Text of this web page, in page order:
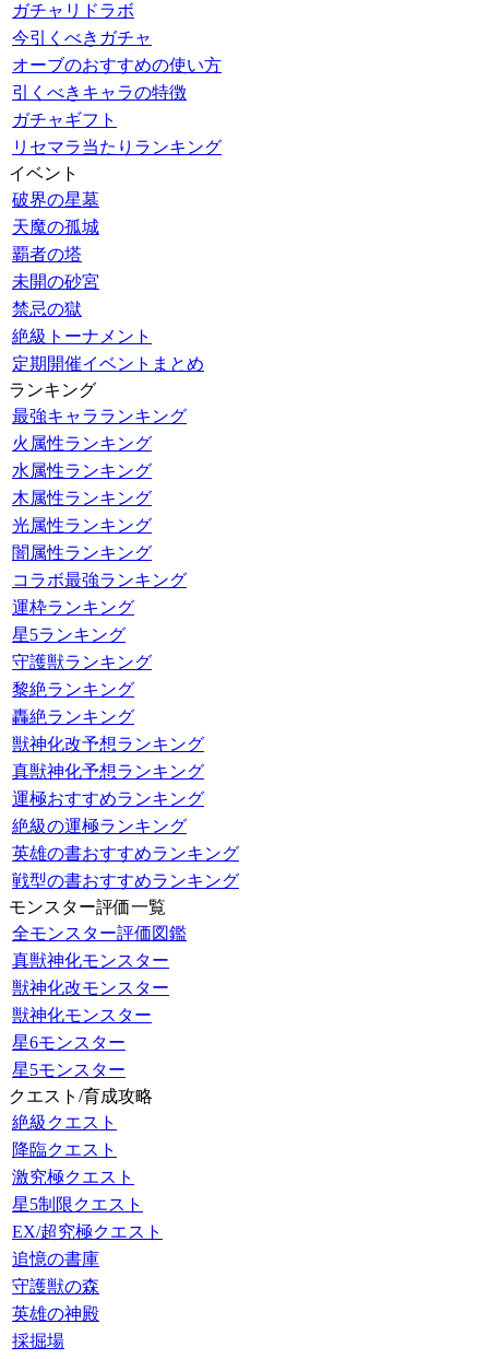
ガチャリドラボ
今引くべきガチャ
オーブのおすすめの使い方
引くべきキャラの特徴
ガチャギフト
リセマラ当たりランキング
イベント
破界の星墓
天魔の孤城
覇者の塔
未開の砂宮
禁忌の獄
絶級トーナメント
定期開催イベントまとめ
ランキング
最強キャラランキング
火属性ランキング
水属性ランキング
木属性ランキング
光属性ランキング
闇属性ランキング
コラボ最強ランキング
運枠ランキング
星5ランキング
守護獣ランキング
黎絶ランキング
轟絶ランキング
獣神化改予想ランキング
真獣神化予想ランキング
運極おすすめランキング
絶級の運極ランキング
英雄の書おすすめランキング
戦型の書おすすめランキング
モンスター評価一覧
全モンスター評価図鑑
真獣神化モンスター
獣神化改モンスター
獣神化モンスター
星6モンスター
星5モンスター
クエスト/育成攻略
絶級クエスト
降臨クエスト
激究極クエスト
星5制限クエスト
EX/超究極クエスト
追憶の書庫
守護獣の森
英雄の神殿
採掘場